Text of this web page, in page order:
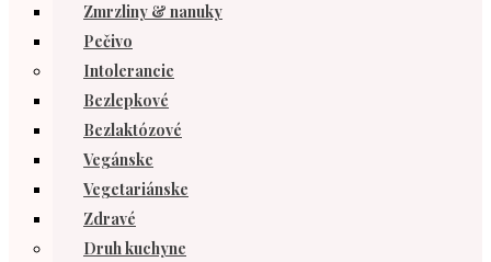
Zmrzliny & nanuky
Pečivo
Intolerancie
Bezlepkové
Bezlaktózové
Vegánske
Vegetariánske
Zdravé
Druh kuchyne